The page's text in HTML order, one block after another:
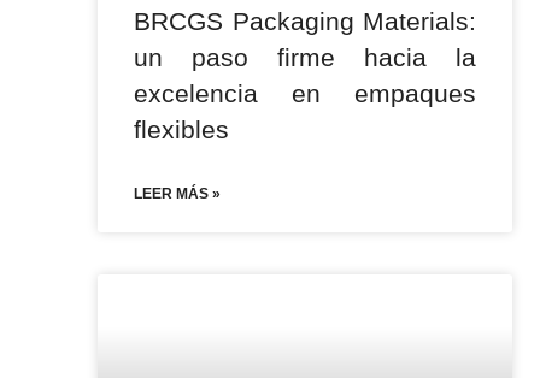
BRCGS Packaging Materials:
un paso firme hacia la
excelencia en empaques
flexibles
LEER MÁS »